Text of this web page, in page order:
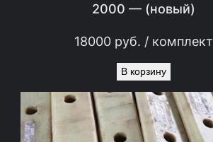
2000 — (новый)
18000 руб. / комплект
В корзину